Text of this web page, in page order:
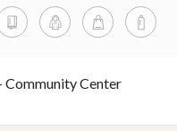
Center